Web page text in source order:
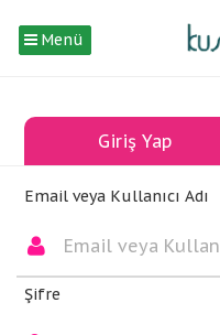
Menü
Giriş Yap
Email veya Kullanıcı Adı
Şifre